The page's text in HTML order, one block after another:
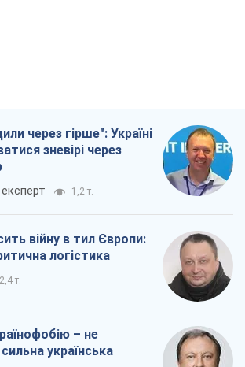
через гірше": Україні
зневірі через
1,2 т.
війну в тил Європи:
логістика
т.
– не
українська